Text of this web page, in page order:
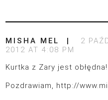
MISHA MEL
2
2012 AT 4:08 PM
Kurtka z Zary jest
Pozdrawiam, http://